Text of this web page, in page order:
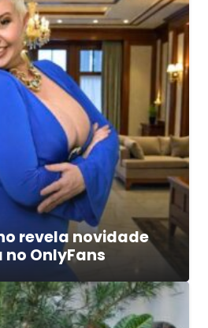
revela novidade
OnlyFans